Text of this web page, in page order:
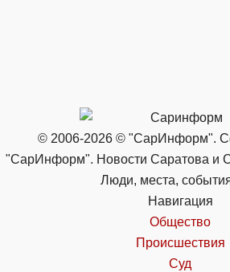
© 2006-2026 © "СарИнформ".
"СарИнформ". Новости Саратова и
Люди, места,
Навигация
Общество
Происшествия
Суд